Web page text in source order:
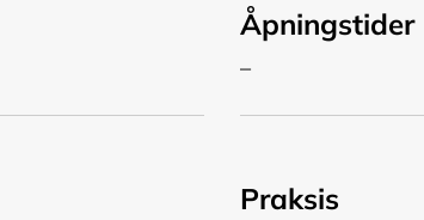
Åpningstider
–
Praksis